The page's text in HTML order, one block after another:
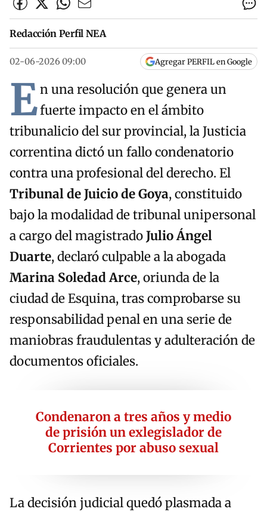
Redacción Perfil NEA
02-06-2026 09:00 Agregar PERFIL en Google
En una resolución que genera un
fuerte impacto en el ámbito
tribunalicio del sur provincial, la Justicia
correntina dictó un fallo condenatorio
contra una profesional del derecho. El
Tribunal de Juicio de Goya, constituido
bajo la modalidad de tribunal unipersonal
a cargo del magistradoJulio Ángel
Duarte, declaró culpable a la abogada
Marina Soledad Arce, oriunda de la
ciudad de Esquina, tras comprobarse su
responsabilidad penal en una serie de
maniobras fraudulentas y adulteración de
documentos oficiales.
Condenaron a tres años y medio
de prisión un exlegislador de
Corrientes por abuso sexual
La decisión judicial quedó plasmada a